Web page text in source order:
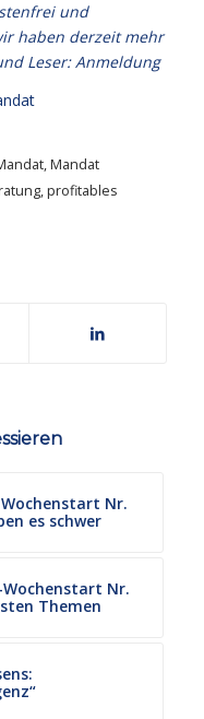
und
haben derzeit mehr
Leser:Anmeldung
,Mandat
,profitables
Nr.
es schwer
Nr.
Themen